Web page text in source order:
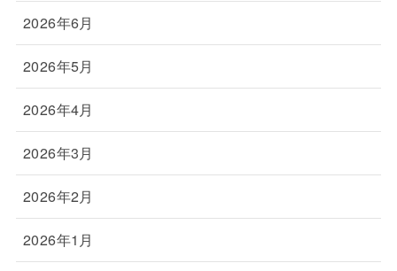
2026年6月
2026年5月
2026年4月
2026年3月
2026年2月
2026年1月